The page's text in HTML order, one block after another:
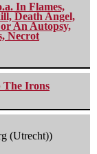
In Flames,
Death Angel,
An Autopsy,
Necrot
The Irons
(Utrecht))